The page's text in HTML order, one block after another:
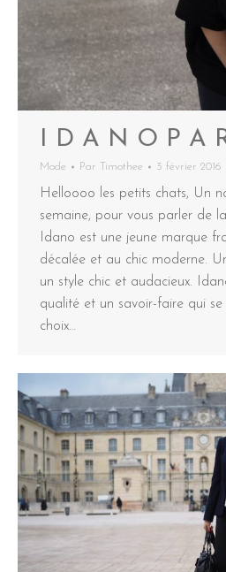
I D A N O P A
Mode Par Timothee 3 février 2016
Helloooo les petits chats, Un
semaine, pour vous parler de
Idano est une jeune marque
décalée et au chic moderne.
un style chic et audacieux.
qualité et un savoir-faire qui
choix…